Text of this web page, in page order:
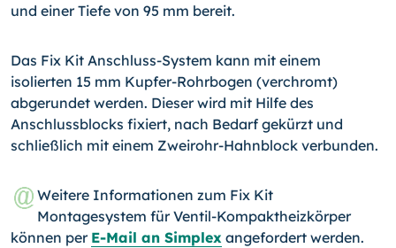
und einer Tiefe von 95 mm bereit.
Das Fix Kit Anschluss-System kann mit einem
isolierten 15 mm Kupfer-Rohrbogen (verchromt)
abgerundet werden. Dieser wird mit Hilfe des
Anschlussblocks fixiert, nach Bedarf gekürzt und
schließlich mit einem Zweirohr-Hahnblock verbunden.
Weitere Informationen zum Fix Kit
Montagesystem für Ventil-Kompaktheizkörper
können per E-Mail an Simplex angefordert werden.